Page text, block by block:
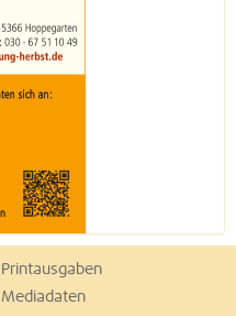
Printausgaben
Mediadaten